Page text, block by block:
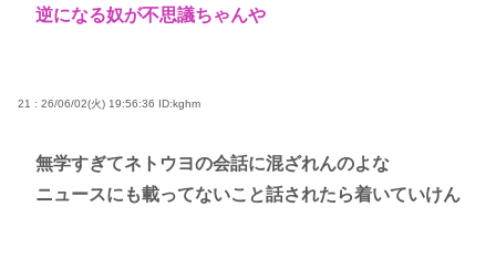
逆になる奴が不思議ちゃんや
21 : 26/06/02(火) 19:56:36 ID:kghm
無学すぎてネトウヨの会話に混ざれんのよな
ニュースにも載ってないこと話されたら着いていけん